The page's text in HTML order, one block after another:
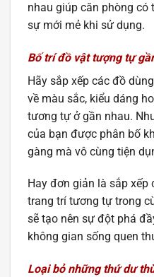
nhau giúp căn phòng có
sự mới mẻ khi sử dụng.
Bố trí đồ vật tượng tự
Hãy sắp xếp các đồ
về màu sắc, kiểu dáng
tương tự ở gần nhau.
của bạn được phân bố
gàng mà vô cùng tiện
Hay đơn giản là sắp
trang trí tương tự trong
sẽ tạo nên sự đột phá
không gian sống quen
Loại bỏ những thứ dư